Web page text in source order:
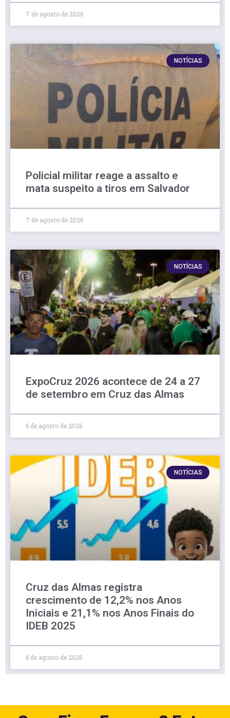
7 de agosto de 2026
NOTÍCIAS
Policial militar reage a assalto e
mata suspeito a tiros em Salvador
7 de agosto de 2026
NOTÍCIAS
ExpoCruz 2026 acontece de 24 a 27
de setembro em Cruz das Almas
6 de agosto de 2026
NOTÍCIAS
Cruz das Almas registra
crescimento de 12,2% nos Anos
Iniciais e 21,1% nos Anos Finais do
IDEB 2025
6 de agosto de 2026